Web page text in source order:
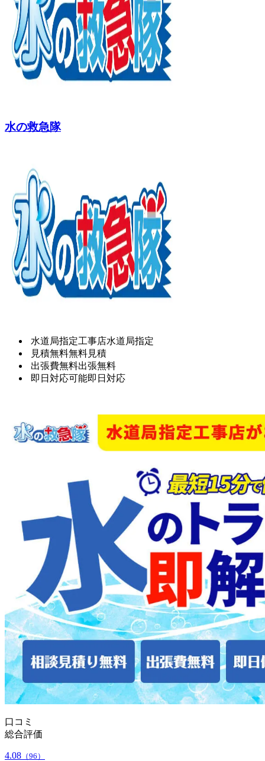
水の救急隊
水道局指定工事店水道局指定
見積無料無料見積
出張費無料出張無料
即日対応可能即日対応
口コミ
総合評価
4.08 （96）